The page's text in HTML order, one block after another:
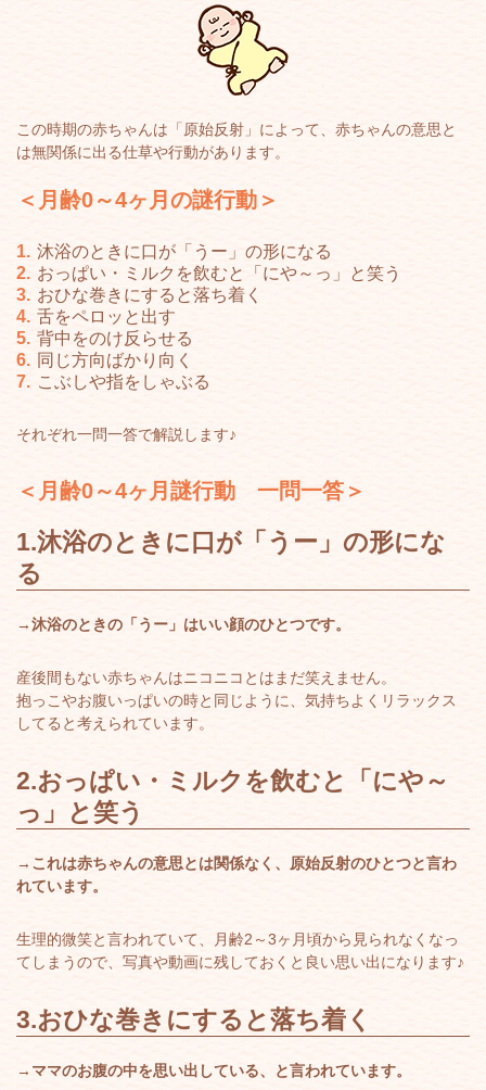
この時期の赤ちゃんは「原始反射」によって、赤ちゃんの意思と
は無関係に出る仕草や行動があります。
＜月齢0～4ヶ月の謎行動＞
沐浴のときに口が「うー」の形になる
おっぱい・ミルクを飲むと「にや～っ」と笑う
おひな巻きにすると落ち着く
舌をペロッと出す
背中をのけ反らせる
同じ方向ばかり向く
こぶしや指をしゃぶる
それぞれ一問一答で解説します♪
＜月齢0～4ヶ月謎行動 一問一答＞
1.沐浴のときに口が「うー」の形にな
る
→沐浴のときの「うー」はいい顔のひとつです。
産後間もない赤ちゃんはニコニコとはまだ笑えません。
抱っこやお腹いっぱいの時と同じように、気持ちよくリラックス
してると考えられています。
2.おっぱい・ミルクを飲むと「にや～
っ」と笑う
→これは赤ちゃんの意思とは関係なく、原始反射のひとつと言わ
れています。
生理的微笑と言われていて、月齢2～3ヶ月頃から見られなくなっ
てしまうので、写真や動画に残しておくと良い思い出になります♪
3.おひな巻きにすると落ち着く
→ママのお腹の中を思い出している、と言われています。